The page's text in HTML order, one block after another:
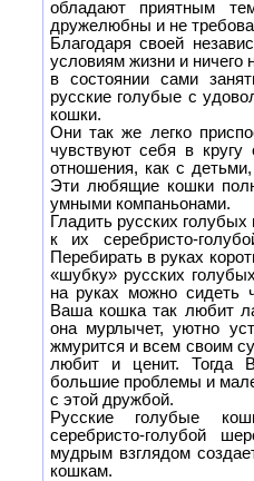
обладают приятным
дружелюбны и не
Благодаря своей
условиям жизни и ничего
в состоянии сами
русские голубые с
кошки.
Они так же легко
чувствуют себя в
отношения, как с
Эти любящие кошки
умными компаньонами.
Гладить русских
к их серебристо-
Перебирать в руках
«шубку» русских
на руках можно сидеть
Ваша кошка так любит
она мурлычет, уютно
жмурится и всем своим
любит и ценит. Тогда
большие проблемы и
с этой дружбой.
Русские голубые
серебристо-голубой
мудрым взглядом
кошкам.